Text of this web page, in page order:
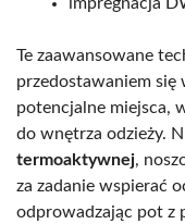
impregnacja
Te zaawansowane
przedostawaniem się
potencjalne miejsca,
do wnętrza odzieży.
termoaktywnej,
za zadanie wspierać
odprowadzając pot z